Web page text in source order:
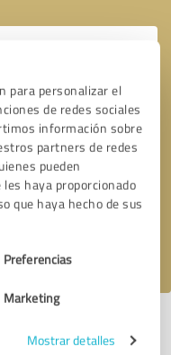
para personalizar el
de redes sociales
información sobre
partners de redes
pueden
haya proporcionado
que haya hecho de sus
Preferencias
Marketing
Mostrar detalles
* campos obligatorios